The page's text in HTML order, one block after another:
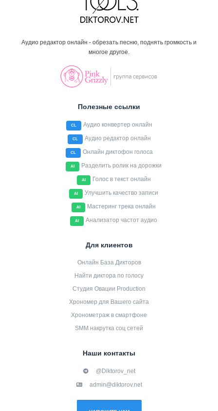
Аудио редактор онлайн - обрезать песню, поднять громкость и
многое другое.
Полезные ссылки
CL Аудио конвертер онлайн
CL Аудио редактор онлайн
CL Онлайн диктофон голоса
AI Разделить ролик на дорожки
AI Голос в текст онлайн
AI Улучшить качество записи
AI Мастеринг трека онлайн
AI Анализатор частот аудио
Для клиентов
Онлайн База Дикторов
Найти диктора по голосу
Студия Овации Production
Хрономер для Вашего сайта
Хронометраж в смартфоне
SMM накрутка соц сетей
Наши контакты
@Diktorov_net
admin@diktorov.net